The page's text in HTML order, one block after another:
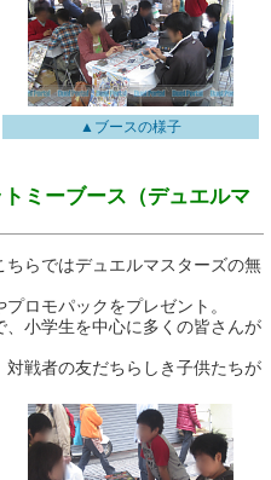
▲ブースの様子
ミーブース（デュエルマ
らではデュエルマスターズの無
ロモパックをプレゼント。
小学生を中心に多くの皆さんが
戦者の友だちらしき子供たちが